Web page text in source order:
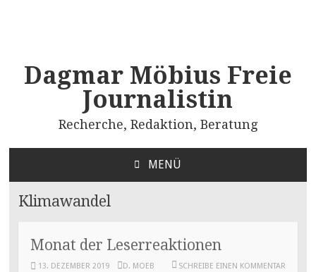
Dagmar Möbius Freie
Journalistin
Recherche, Redaktion, Beratung
MENÜ
SPRINGEN
Klimawandel
Monat der Leserreaktionen
13. DEZEMBER 2019 D. MOEB SCHREIBE EINEN KOMMENTAR